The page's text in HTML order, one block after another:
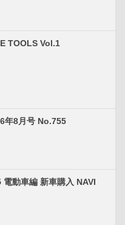
TOOLS Vol.1
年8月号 No.755
動車編 新車購入 NAVI